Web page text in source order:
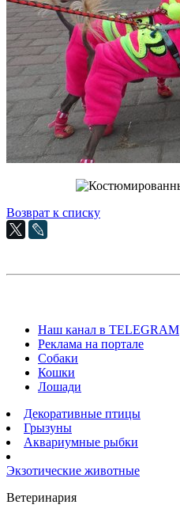
Возврат к списку
Наш канал в TELEGRAM
Реклама на портале
Собаки
Кошки
Лошади
Декоративные птицы
Грызуны
Аквариумные рыбки
Экзотические животные
Ветеринария